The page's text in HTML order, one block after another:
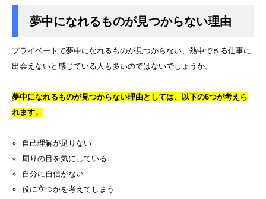
夢中になれるものが見つからない理由
プライベートで夢中になれるものが見つからない、熱中できる仕事に
出会えないと感じている人も多いのではないでしょうか。
夢中になれるものが見つからない理由としては、以下の6つが考えら
れます。
自己理解が足りない
周りの目を気にしている
自分に自信がない
役に立つかを考えてしまう